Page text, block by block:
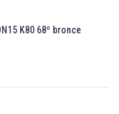
K80 68º bronce